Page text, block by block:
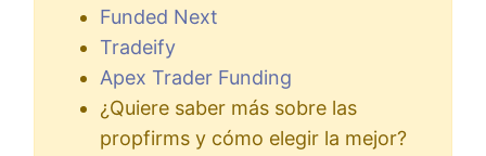
Funded Next
Tradeify
Apex Trader Funding
¿Quiere saber más sobre las
propfirms y cómo elegir la mejor?